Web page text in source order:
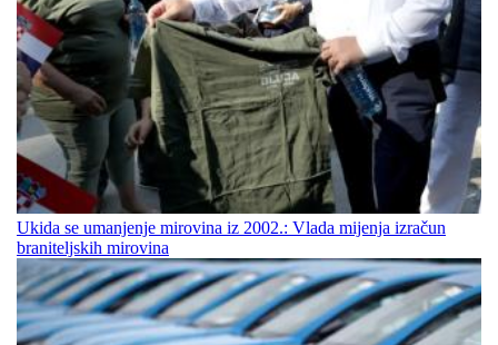
Ukida se umanjenje mirovina iz 2002.: Vlada mijenja izračun
braniteljskih mirovina